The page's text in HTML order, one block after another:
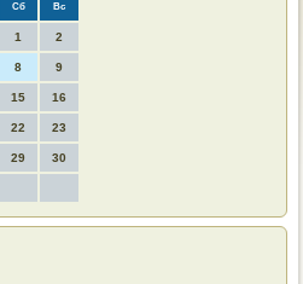
Сб Вс
1 2
8 9
15 16
22 23
29 30